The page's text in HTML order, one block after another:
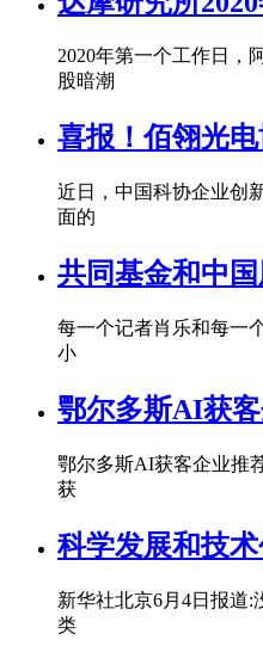
2020年第一个工作日，
股暗潮
喜报！佰翎光
近日，中国科协企业创
面的
共同基金和中
每一个记者肖乐和每一
小
鄂尔多斯AI获
鄂尔多斯AI获客企业推
获
科学发展和技
新华社北京6月4日报道
类